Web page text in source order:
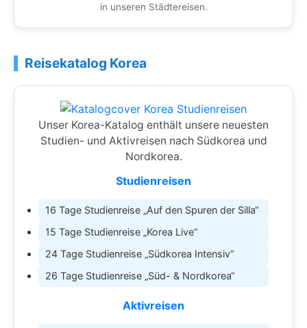
in unseren Städtereisen.
Reisekatalog Korea
Unser Korea-Katalog enthält unsere neuesten
Studien- und Aktivreisen nach Südkorea und
Nordkorea.
Studienreisen
16 Tage Studienreise „Auf den Spuren der Silla“
15 Tage Studienreise „Korea Live“
24 Tage Studienreise „Südkorea Intensiv“
26 Tage Studienreise „Süd- & Nordkorea“
Aktivreisen